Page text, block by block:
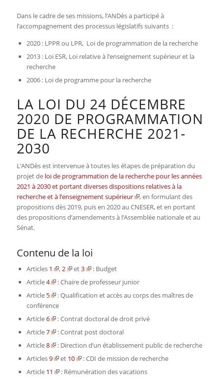
Dans le cadre de ses missions, l’ANDès a participé à
l’accompagnement des processus législatifs suivants :
2020 : LPPR ou LPR, Loi de programmation de la recherche
2013 : Loi ESR, Loi relative à l’enseignement supérieur et la
recherche
2006 : Loi de programme pour la recherche
LA LOI DU 24 DÉCEMBRE
2020 DE PROGRAMMATION
DE LA RECHERCHE 2021-
2030
L’ANDès est intervenue à toutes les étapes de préparation du
projet de loi de programmation de la recherche pour les années
2021 à 2030 et portant diverses dispositions relatives à la
recherche et à l’enseignement supérieur
, en formulant des
propositions dès 2019, puis en 2020 au CNESER, et en portant
des propositions d’amendements à l’Assemblée nationale et au
Sénat.
Contenu de la loi
Articles 1 ,2 et3
: Budget
Article4
: Chaire de professeur junior
Article 5
: Qualification et accès au corps des maîtres de
conférence
Article6
: Contrat doctoral de droit privé
Article7
: Contrat post doctoral
Article8
: Direction d’un établissement public de recherche
Articles9 et 10
: CDI de mission de recherche
Article 11
: Rémunération des vacations